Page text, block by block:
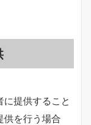
提供すること
供を行う場合